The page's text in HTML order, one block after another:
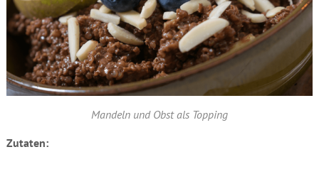
Mandeln und Obst als Topping
Zutaten: